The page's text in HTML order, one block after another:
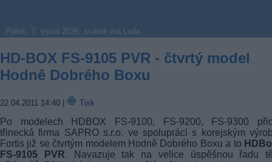
Pátek, 7. srpna 2026, svátek má Lada
HD-BOX FS-9105 PVR - čtvrtý model
Hodně Dobrého Boxu
22.04.2011 14:40 Tisk
Po modelech HDBOX FS-9100, FS-9200, FS-9300
třinecká firma SAPRO s.r.o. ve spolupráci s korejským
Fortis již se čtvrtým modelem Hodně Dobrého Boxu a to
FS-9105 PVR. Navazuje tak na velice úspěšnou řadu